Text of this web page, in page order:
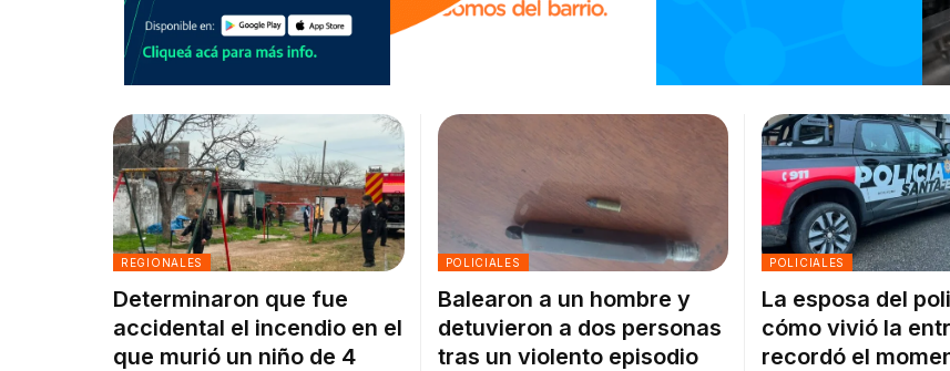
REGIONALES
Determinaron que fue
accidental el incendio en el
que murió un niño de 4
POLICIALES
Balearon a un hombre y
detuvieron a dos personas
tras un violento episodio
POLICIALES
La esposa del
cómo vivió la
recordó el